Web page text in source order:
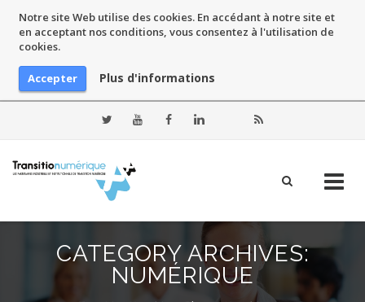
Notre site Web utilise des cookies. En accédant à notre site et
en acceptant nos conditions, vous consentez à l'utilisation de
cookies.
Accepter Plus d'informations
CATEGORY ARCHIVES:
NUMÉRIQUE